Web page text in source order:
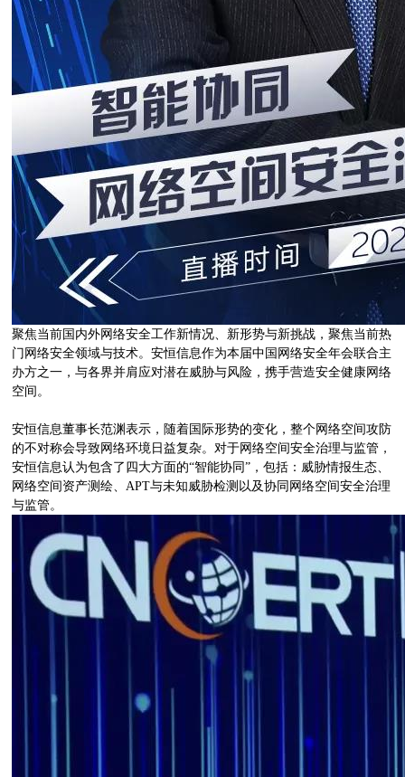
聚焦当前国内外网络安全工作新情况、新形势与新挑战，聚焦当前热
门网络安全领域与技术。安恒信息作为本届中国网络安全年会联合主
办方之一，与各界并肩应对潜在威胁与风险，携手营造安全健康网络
空间。
安恒信息董事长范渊表示，随着国际形势的变化，整个网络空间攻防
的不对称会导致网络环境日益复杂。对于网络空间安全治理与监管，
安恒信息认为包含了四大方面的“智能协同”，包括：威胁情报生态、
网络空间资产测绘、APT与未知威胁检测以及协同网络空间安全治理
与监管。